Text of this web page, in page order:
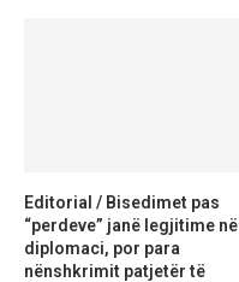
Editorial / Bisedimet pas
“perdeve” janë legjitime në
diplomaci, por para
nënshkrimit patjetër të